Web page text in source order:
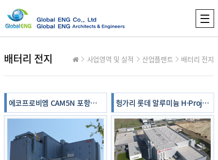
배터리 전지 사업영역 및 실적 산업플랜트 배터리 전지
전체9/ 2 페이지
에코프로비엠 CAM5N 포항공장 헝가리 롯데 알루미늄 H-Project